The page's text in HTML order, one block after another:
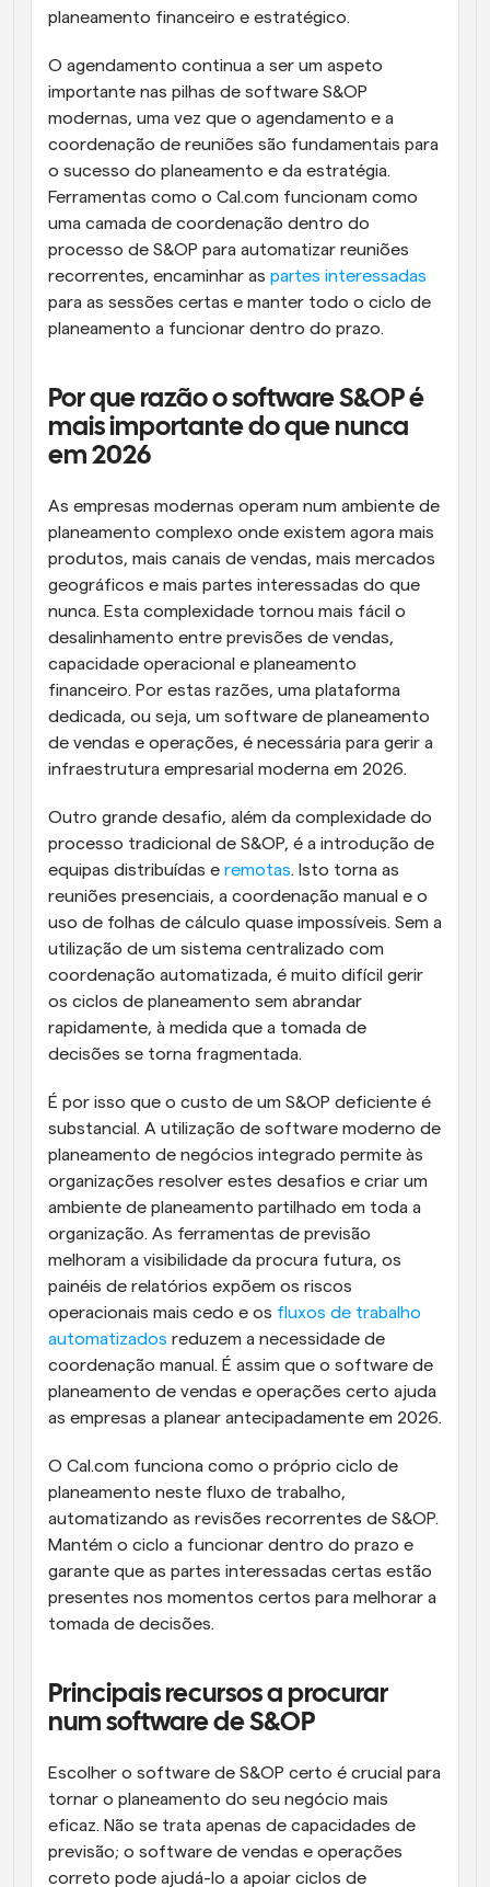
planeamento financeiro e estratégico.
O agendamento continua a ser um aspeto
importante nas pilhas de software S&OP
modernas, uma vez que o agendamento e a
coordenação de reuniões são fundamentais para
o sucesso do planeamento e da estratégia.
Ferramentas como o Cal.com funcionam como
uma camada de coordenação dentro do
processo de S&OP para automatizar reuniões
recorrentes, encaminhar as partes interessadas
para as sessões certas e manter todo o ciclo de
planeamento a funcionar dentro do prazo.
Por que razão o software S&OP é
mais importante do que nunca
em 2026
As empresas modernas operam num ambiente de
planeamento complexo onde existem agora mais
produtos, mais canais de vendas, mais mercados
geográficos e mais partes interessadas do que
nunca. Esta complexidade tornou mais fácil o
desalinhamento entre previsões de vendas,
capacidade operacional e planeamento
financeiro. Por estas razões, uma plataforma
dedicada, ou seja, um software de planeamento
de vendas e operações, é necessária para gerir a
infraestrutura empresarial moderna em 2026.
Outro grande desafio, além da complexidade do
processo tradicional de S&OP, é a introdução de
equipas distribuídas e remotas. Isto torna as
reuniões presenciais, a coordenação manual e o
uso de folhas de cálculo quase impossíveis. Sem a
utilização de um sistema centralizado com
coordenação automatizada, é muito difícil gerir
os ciclos de planeamento sem abrandar
rapidamente, à medida que a tomada de
decisões se torna fragmentada.
É por isso que o custo de um S&OP deficiente é
substancial. A utilização de software moderno de
planeamento de negócios integrado permite às
organizações resolver estes desafios e criar um
ambiente de planeamento partilhado em toda a
organização. As ferramentas de previsão
melhoram a visibilidade da procura futura, os
painéis de relatórios expõem os riscos
operacionais mais cedo e os fluxos de trabalho
automatizados reduzem a necessidade de
coordenação manual. É assim que o software de
planeamento de vendas e operações certo ajuda
as empresas a planear antecipadamente em 2026.
O Cal.com funciona como o próprio ciclo de
planeamento neste fluxo de trabalho,
automatizando as revisões recorrentes de S&OP.
Mantém o ciclo a funcionar dentro do prazo e
garante que as partes interessadas certas estão
presentes nos momentos certos para melhorar a
tomada de decisões.
Principais recursos a procurar
num software de S&OP
Escolher o software de S&OP certo é crucial para
tornar o planeamento do seu negócio mais
eficaz. Não se trata apenas de capacidades de
previsão; o software de vendas e operações
correto pode ajudá-lo a apoiar ciclos de